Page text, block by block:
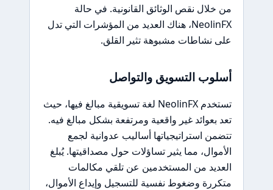
من خلال نقص الوثائق القانونية. في حالة
NeolinFX، هناك العديد من المؤشرات التي تدل
على نشاطات مشبوهة تثير القلق.
أسلوب التسويق والتواصل
تستخدم NeolinFX لغة تسويقية مبالغ فيها، حيث
تعد بعوائد غير واقعية ومرتفعة بشكل مبالغ فيه.
تتضمن استراتيجياتها أساليب عدوانية لجمع
الأموال، مما يثير تساؤلات حول مصداقيتها. يُبلغ
العديد من المستخدمين عن تلقي مكالمات
متكررة وضغوط نفسية للتسجيل وإيداع الأموال،